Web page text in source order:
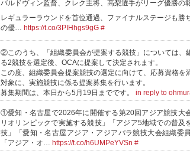
バルドヴィン監督、クレク主将、高梨選手がリーグ優勝の
レギュラーラウンドを首位通過、ファイナルステージも勝
の優… https://t.co/3PIHhgs9gG #
②このうち、「組織委員会が提案する競技」については、
る2競技を選定後、OCAに提案して決定されます。
この度、組織委員会提案競技の選定に向けて、応募資格を
対象に、実施競技に係る提案募集を行います。
募集期間は、本日から5月19日までです。 in reply to
①愛知・名古屋で2026年に開催する第20回アジア競技大
リオリンピックで実施する競技」「アジア5地域での普及
技」「愛知・名古屋アジア・アジアパラ競技大会組織委
「アジア・オ… https://t.co/h6UMPeYVSn #